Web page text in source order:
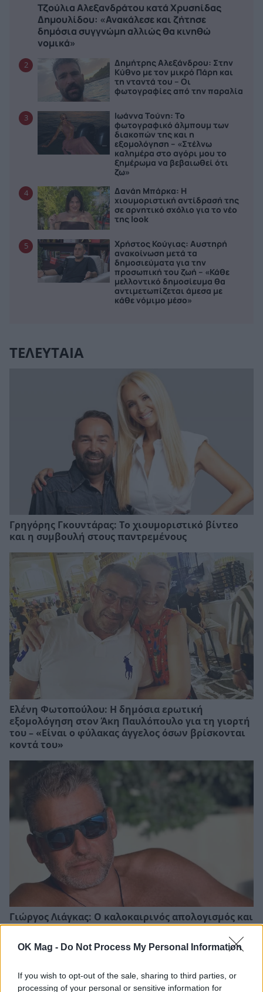
OK Mag - Do Not Process My Personal Information
If you wish to opt-out of the sale, sharing to third parties, or
processing of your personal or sensitive information for
Τζούλια Αλεξανδράτου κατά Χρυσηίδας
Δημουλίδου: «Ανακάλεσε και ζήτησε
δημόσια συγγνώμη αλλιώς θα κινηθώ
νομικά»
2
Δημήτρης Αλεξάνδρου: Στην
Κύθνο με τον μικρό Πάρη και
τη νταντά του – Οι
φωτογραφίες από την παραλία
3
Ιωάννα Τούνη: Το
φωτογραφικό άλμπουμ των
διακοπών της και η
εξομολόγηση – «Στέλνω
καλημέρα στο αγόρι μου το
ξημέρωμα να βεβαιωθεί ότι
ζω»
4
Δανάη Μπάρκα: Η
χιουμοριστική αντίδρασή της
σε αρνητικό σχόλιο για το νέο
της look
5
Χρήστος Κούγιας: Αυστηρή
ανακοίνωση μετά τα
δημοσιεύματα για την
προσωπική του ζωή – «Κάθε
μελλοντικό δημοσίευμα θα
αντιμετωπίζεται άμεσα με
κάθε νόμιμο μέσο»
ΤΕΛΕΥΤΑΙΑ
Γρηγόρης Γκουντάρας: Το χιουμοριστικό βίντεο
και η συμβουλή στους παντρεμένους
Ελένη Φωτοπούλου: Η δημόσια ερωτική
εξομολόγηση στον Άκη Παυλόπουλο για τη γιορτή
του – «Είναι ο φύλακας άγγελος όσων βρίσκονται
κοντά του»
Γιώργος Λιάγκας: Ο καλοκαιρινός απολογισμός και
το αισιόδοξο μήνυμα